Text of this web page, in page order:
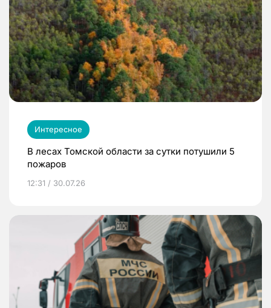
Интересное
В лесах Томской области за сутки потушили 5
пожаров
12:31 / 30.07.26